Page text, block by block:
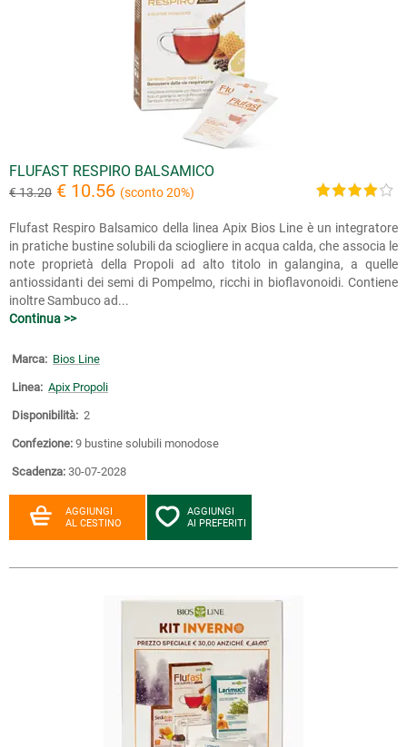
FLUFAST RESPIRO BALSAMICO
€ 13.20 € 10.56 (sconto 20%)
Flufast Respiro Balsamico della linea Apix Bios Line è un integratore
in pratiche bustine solubili da sciogliere in acqua calda, che associa le
note proprietà della Propoli ad alto titolo in galangina, a quelle
antiossidanti dei semi di Pompelmo, ricchi in bioflavonoidi. Contiene
inoltre Sambuco ad...
Continua >>
Marca: Bios Line
Linea: Apix Propoli
Disponibilità: 2
Confezione: 9 bustine solubili monodose
Scadenza: 30-07-2028
AGGIUNGI
AL CESTINO
AGGIUNGI
AI PREFERITI